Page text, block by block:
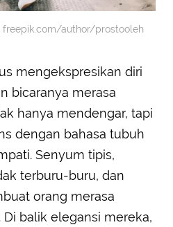
author/prostooleh
mengekspresikan diri
bicaranya merasa
hanya mendengar, tapi
dengan bahasa tubuh
Senyum tipis,
terburu-buru, dan
orang merasa
balik elegansi mereka,